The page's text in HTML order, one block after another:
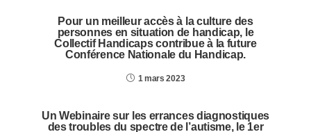
Pour un meilleur accès à la culture des
personnes en situation de handicap, le
Collectif Handicaps contribue à la future
Conférence Nationale du Handicap.
1 mars 2023
Un Webinaire sur les errances diagnostiques
des troubles du spectre de l’autisme, le 1er